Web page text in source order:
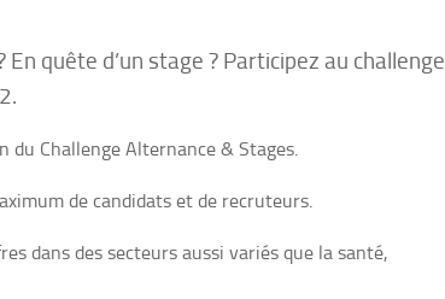
quête d’un stage ? Participez au challenge
du Challenge Alternance & Stages.
de candidats et de recruteurs.
dans des secteurs aussi variés que la santé,